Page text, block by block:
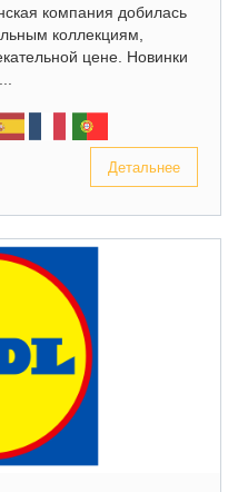
компания добилась
коллекциям,
цене. Новинки
Детальнее